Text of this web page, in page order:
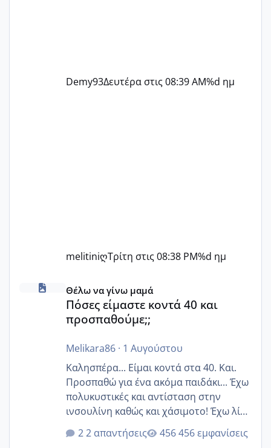
Demy93Δευτέρα στις 08:39 AM%d ημ
melitiniღΤρίτη στις 08:38 PM%d ημ
Πόσες είμαστε κοντά 40 και προσπαθούμε;;
Θέλω να γίνω μαμά
Πόσες είμαστε κοντά 40 και
προσπαθούμε;;
Melikara86· 1 Αυγούστου
Καλησπέρα... Είμαι κοντά στα 40. Και.
Προσπαθώ για ένα ακόμα παιδάκι... Έχω
πολυκυστικές και αντίσταση στην
ινσουλίνη καθώς και χάσιμοτο! Έχω λίγα
κιλά παραπάνω και όσο κ αν προσπαθώ
δεν χάνω εύκολα! Προσπαθώ για ακόμη
2 απαντήσεις 456 εμφανίσεις